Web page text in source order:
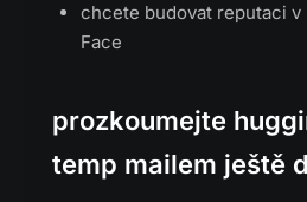
chcete budovat reputaci v
Face
prozkoumejte
temp mailem ještě